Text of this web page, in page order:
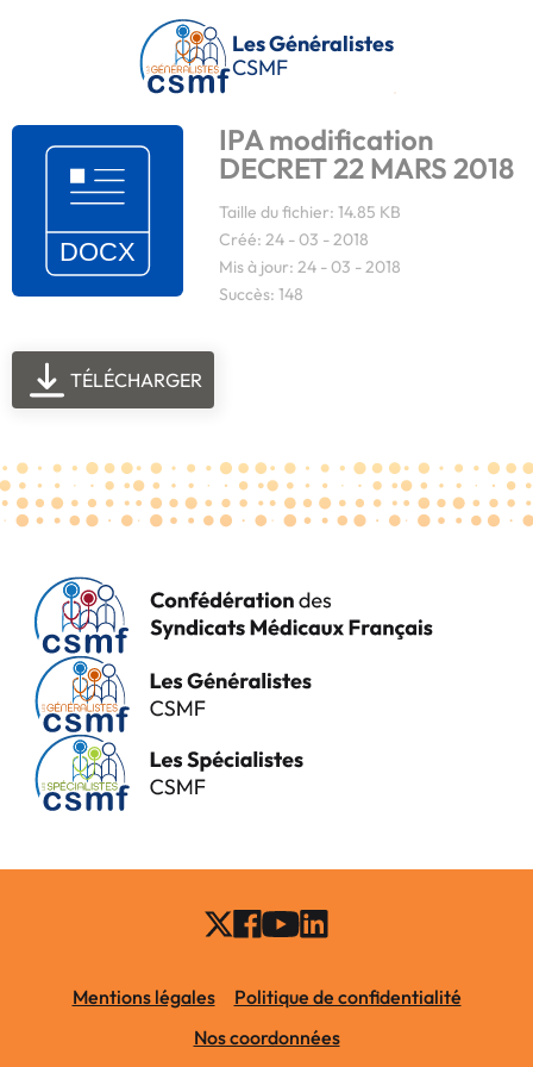
Passer au contenu principal
Les Généralistes
CSMF
IPA modification
DECRET 22 MARS 2018
Taille du fichier: 14.85 KB
Créé: 24 - 03 - 2018
Mis à jour: 24 - 03 - 2018
Succès: 148
TÉLÉCHARGER
Mentions légales
Politique de confidentialité
Nos coordonnées